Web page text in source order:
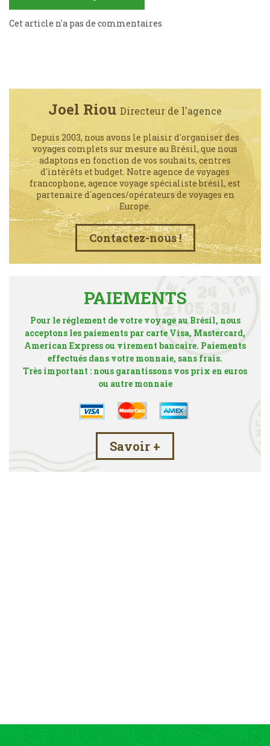
Cet article n'a pas de commentaires
Joel Riou Directeur de l'agence
Depuis 2003, nous avons le plaisir d'organiser des
voyages complets sur mesure au Brésil, que nous
adaptons en fonction de vos souhaits, centres
d'intérêts et budget. Notre agence de voyages
francophone, agence voyage spécialiste brésil, est
partenaire d´agences/opérateurs de voyages en
Europe.
Contactez-nous !
PAIEMENTS
Pour le réglement de votre voyage au Brésil, nous
acceptons les paiements par carte Visa, Mastercard,
American Express ou virement bancaire. Paiements
effectués dans votre monnaie, sans frais.
Très important : nous garantissons vos prix en euros
ou autre monnaie
Savoir +